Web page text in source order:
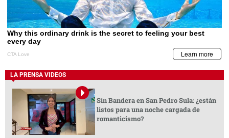
LA PRENSA VIDEOS
Sin Bandera en San Pedro Sula: ¿están
listos para una noche cargada de
romanticismo?